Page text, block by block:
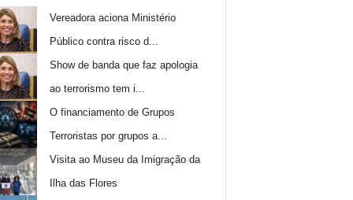
Vereadora aciona Ministério
Público contra risco d...
Show de banda que faz apologia
ao terrorismo tem i...
O financiamento de Grupos
Terroristas por grupos a...
Visita ao Museu da Imigração da
Ilha das Flores